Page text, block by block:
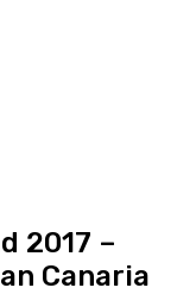
2017 –
Canaria